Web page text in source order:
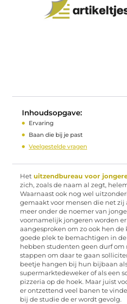
Inhoudsopgave:
Ervaring
Baan die bij je past
Veelgestelde vragen
Het uitzendbureau voor
zich, zoals de naam al zegt,
Waarnaast ook nog wel
gemaakt voor mensen die net
meer onder de noemer van
voornamelijk jongeren worden
aangesproken om zo ook hen de
goede plek te bemachtigen in
hebben studenten geen durf om
stappen om daar te gaan
beetje hangen bij hun bijbaan
supermarktedeweker of als een
pizzeria op de hoek. Maar juist
er ontzettend veel banen te
bij de studie de er wordt gevolg.